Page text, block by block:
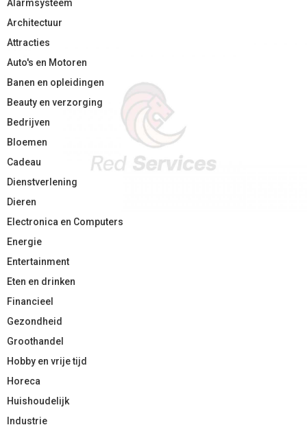
Alarmsysteem
Architectuur
Attracties
Auto's en Motoren
Banen en opleidingen
Beauty en verzorging
Bedrijven
Bloemen
Cadeau
Dienstverlening
Dieren
Electronica en Computers
Energie
Entertainment
Eten en drinken
Financieel
Gezondheid
Groothandel
Hobby en vrije tijd
Horeca
Huishoudelijk
Industrie